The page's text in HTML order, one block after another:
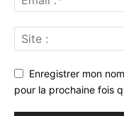
Enregistrer mon
pour la prochaine fois